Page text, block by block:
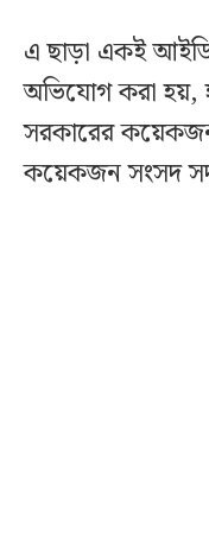
এ ছাড়া একই
অভিযোগ করা হয়,
সরকারের
কয়েকজন সংসদ